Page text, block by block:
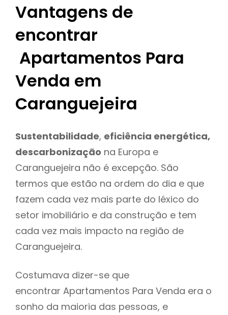
Vantagens de
encontrar
Apartamentos Para
Venda em
Caranguejeira
Sustentabilidade, eficiência energética,
descarbonização na Europa e
Caranguejeira não é excepção. São
termos que estão na ordem do dia e que
fazem cada vez mais parte do léxico do
setor imobiliário e da construção e tem
cada vez mais impacto na região de
Caranguejeira.
Costumava dizer-se que
encontrar Apartamentos Para Venda era o
sonho da maioria das pessoas, e